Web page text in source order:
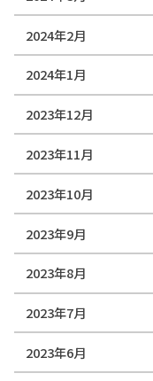
2024年2月
2024年1月
2023年12月
2023年11月
2023年10月
2023年9月
2023年8月
2023年7月
2023年6月